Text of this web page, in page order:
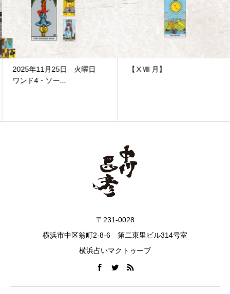
2025年11月25日 火曜日
ワンド4・ソー...
【ⅩⅧ 月】
〒231-0028
横浜市中区翁町2-8-6 第二東里ビル314号室
横浜占いマクトゥーブ